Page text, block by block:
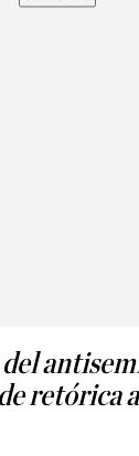
retórica